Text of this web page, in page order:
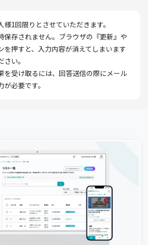
様1回限りとさせていただきます。
保存されません。ブラウザの『更新』や
を押すと、入力内容が消えてしまいます
い。
を受け取るには、回答送信の際にメール
必要です。